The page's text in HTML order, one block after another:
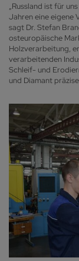
„Russland ist für
Jahren eine eigene
sagt Dr. Stefan
osteuropäische
Holzverarbeitung,
verarbeitenden
Schleif- und
und Diamant